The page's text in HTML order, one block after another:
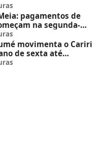
pagamentos de
na segunda-
movimenta o Cariri
de sexta até